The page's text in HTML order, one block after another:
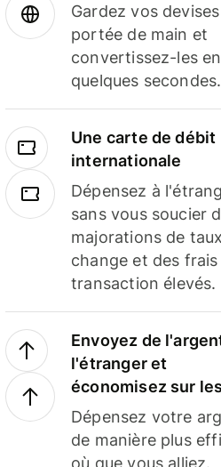
Gardez vos
portée de main et
convertissez-les en
quelques secondes.
Une carte de débit
internationale
Dépensez à
sans vous soucier
majorations de
change et des frais
transaction élevés.
Envoyez de
l'étranger et
économisez sur
Dépensez votre
de manière plus
où que vous alliez.